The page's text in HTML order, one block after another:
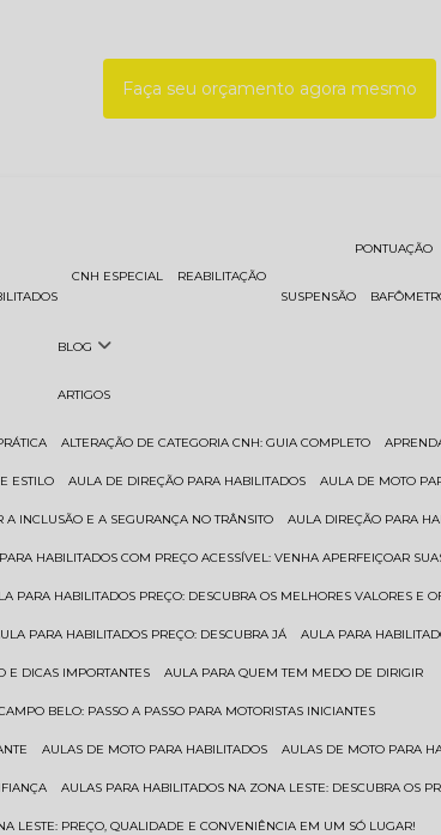
Faça seu orçamento agora mesmo
CNH ESPECIAL REABILITAÇÃO
PONTUAÇÃO
SUSPENSÃO
BLOG
ARTIGOS
ALTERAÇÃO DE CATEGORIA CNH: GUIA COMPLETO
ESTILO AULA DE DIREÇÃO PARA HABILITADOS AULA DE MOTO
A INCLUSÃO E A SEGURANÇA NO TRÂNSITO AULA DIREÇÃO PARA
PARA HABILITADOS COM PREÇO ACESSÍVEL: VENHA APERFEIÇOAR
PARA HABILITADOS PREÇO: DESCUBRA OS MELHORES VALORES E
AULA PARA HABILITADOS PREÇO: DESCUBRA JÁ AULA PARA
E DICAS IMPORTANTES AULA PARA QUEM TEM MEDO DE DIRIGIR
BELO: PASSO A PASSO PARA MOTORISTAS INICIANTES
AULAS DE MOTO PARA HABILITADOS AULAS DE MOTO PARA
AULAS PARA HABILITADOS NA ZONA LESTE: DESCUBRA OS
LESTE: PREÇO, QUALIDADE E CONVENIÊNCIA EM UM SÓ LUGAR!